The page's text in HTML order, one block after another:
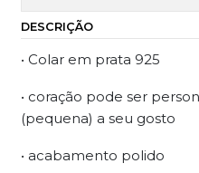
DESCRIÇÃO
• Colar em prata 925
• coração pode ser
(pequena) a seu gosto
• acabamento polido